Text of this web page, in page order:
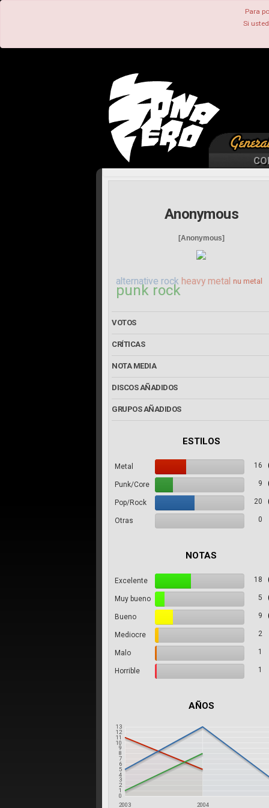
Para
Si
Anonymous
[Anonymous]
alternative rock heavy metal nu metal
punk rock
VOTOS
CRÍTICAS
NOTA MEDIA
DISCOS AÑADIDOS
GRUPOS AÑADIDOS
ESTILOS
Metal 16
Punk/Core 9
Pop/Rock 20
Otras 0
NOTAS
Excelente 18
Muy bueno 5
Bueno 9
Mediocre 2
Malo 1
Horrible 1
AÑOS
2003 2004
0
1
2
3
4
5
6
7
8
9
10
11
12
13